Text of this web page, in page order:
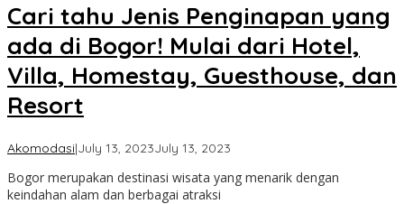
Cari tahu Jenis Penginapan yang
ada di Bogor! Mulai dari Hotel,
Villa, Homestay, Guesthouse, dan
Resort
Akomodasi|July 13, 2023July 13, 2023
Bogor
Bogor merupakan destinasi wisata yang menarik dengan
keindahan alam dan berbagai atraksi